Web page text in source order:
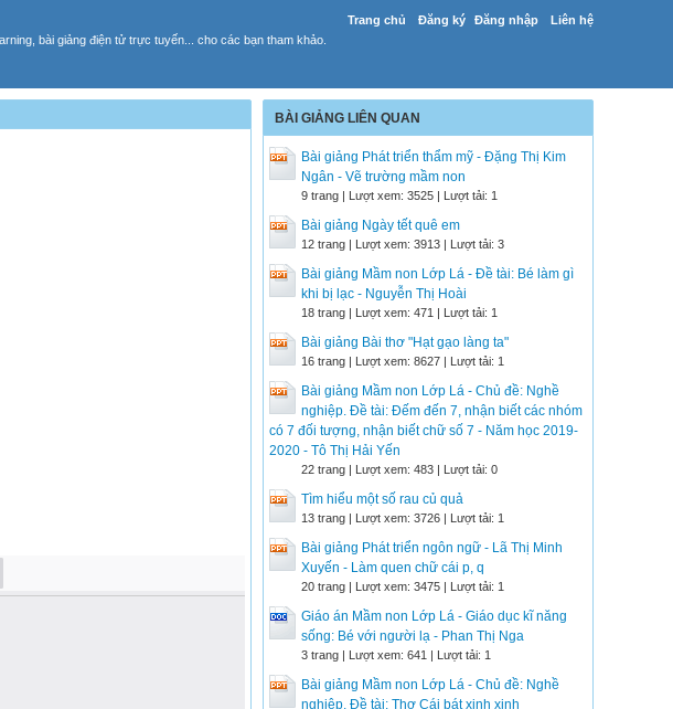
Trang chủ Đăng ký Đăng nhập Liên hệ
bài giảng điện tử trực tuyến... cho các bạn tham khảo.
BÀI GIẢNG LIÊN QUAN
Bài giảng Phát triển thẩm mỹ - Đặng Thị Kim
Ngân - Vẽ trường mầm non
9 trang | Lượt xem: 3525 | Lượt tải: 1
Bài giảng Ngày tết quê em
12 trang | Lượt xem: 3913 | Lượt tải: 3
Bài giảng Mầm non Lớp Lá - Đề tài: Bé làm gì
khi bị lạc - Nguyễn Thị Hoài
18 trang | Lượt xem: 471 | Lượt tải: 1
Bài giảng Bài thơ "Hạt gạo làng ta"
16 trang | Lượt xem: 8627 | Lượt tải: 1
Bài giảng Mầm non Lớp Lá - Chủ đề: Nghề
nghiệp. Đề tài: Đếm đến 7, nhận biết các nhóm
có 7 đối tượng, nhận biết chữ số 7 - Năm học 2019-
2020 - Tô Thị Hải Yến
22 trang | Lượt xem: 483 | Lượt tải: 0
Tìm hiểu một số rau củ quả
13 trang | Lượt xem: 3726 | Lượt tải: 1
Bài giảng Phát triển ngôn ngữ - Lã Thị Minh
Xuyến - Làm quen chữ cái p, q
20 trang | Lượt xem: 3475 | Lượt tải: 1
Giáo án Mầm non Lớp Lá - Giáo dục kĩ năng
sống: Bé với người lạ - Phan Thị Nga
3 trang | Lượt xem: 641 | Lượt tải: 1
Bài giảng Mầm non Lớp Lá - Chủ đề: Nghề
nghiệp. Đề tài: Thơ Cái bát xinh xinh